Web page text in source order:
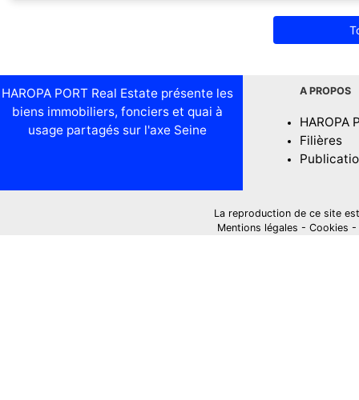
HAROPA PORT Real Estate présente les
biens immobiliers, fonciers et quai à
usage partagés sur l'axe Seine
A PROPOS
HAROPA
Filières
La reproduction de ce site
Mentions légales - Cookies -